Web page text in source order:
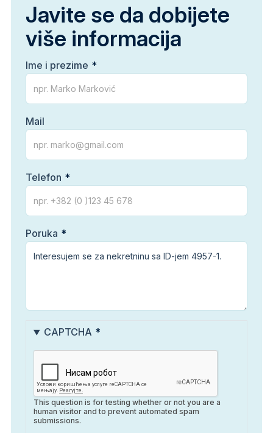
Javite se da dobijete
više informacija
Ime i prezime
Mail
Telefon
Poruka
CAPTCHA
This question is for testing whether or not you are a
human visitor and to prevent automated spam
submissions.